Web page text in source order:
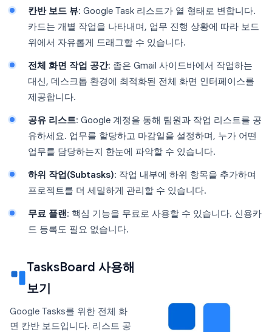
칸반 보드 뷰: Google Task 리스트가 열 형태로 변합니다.
카드는 개별 작업을 나타내며, 업무 진행 상황에 따라 보드
위에서 자유롭게 드래그할 수 있습니다.
전체 화면 작업 공간: 좁은 Gmail 사이드바에서 작업하는
대신, 데스크톱 환경에 최적화된 전체 화면 인터페이스를
제공합니다.
공유 리스트: Google 계정을 통해 팀원과 작업 리스트를 공
유하세요. 업무를 할당하고 마감일을 설정하며, 누가 어떤
업무를 담당하는지 한눈에 파악할 수 있습니다.
하위 작업(Subtasks): 작업 내부에 하위 항목을 추가하여
프로젝트를 더 세밀하게 관리할 수 있습니다.
무료 플랜: 핵심 기능을 무료로 사용할 수 있습니다. 신용카
드 등록도 필요 없습니다.
TasksBoard 사용해
보기
Google Tasks를 위한 전체 화
면 칸반 보드입니다. 리스트 공